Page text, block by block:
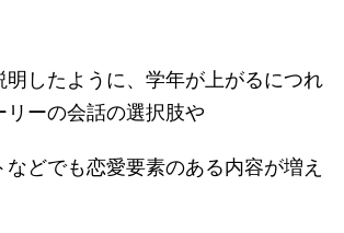
明したように、学年が上がるにつれ
リーの会話の選択肢や
どでも恋愛要素のある内容が増え